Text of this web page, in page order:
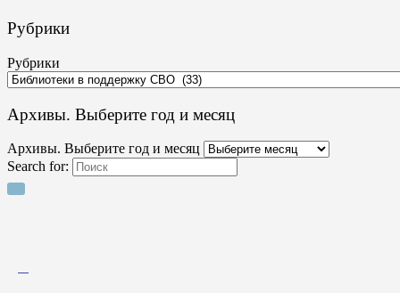
Рубрики
Рубрики
Архивы. Выберите год и месяц
Архивы. Выберите год и месяц
Search for: